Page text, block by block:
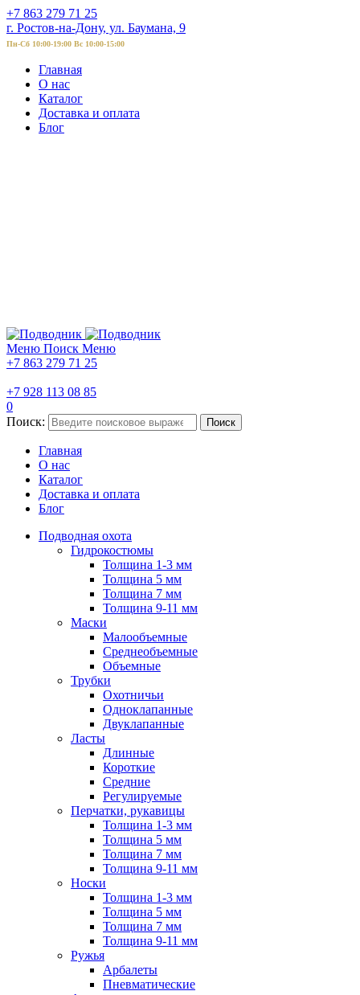
+7 863 279 71 25
г. Ростов-на-Дону, ул. Баумана, 9
Пн-Сб 10:00-19:00 Вс 10:00-15:00
Главная
О нас
Каталог
Доставка и оплата
Блог
Меню Поиск Меню
+7 863 279 71 25
+7 928 113 08 85
0
Поиск:
Поиск
Главная
О нас
Каталог
Доставка и оплата
Блог
Подводная охота
Гидрокостюмы
Толщина 1-3 мм
Толщина 5 мм
Толщина 7 мм
Толщина 9-11 мм
Маски
Малообъемные
Среднеобъемные
Объемные
Трубки
Охотничьи
Одноклапанные
Двуклапанные
Ласты
Длинные
Короткие
Средние
Регулируемые
Перчатки, рукавицы
Толщина 1-3 мм
Толщина 5 мм
Толщина 7 мм
Толщина 9-11 мм
Носки
Толщина 1-3 мм
Толщина 5 мм
Толщина 7 мм
Толщина 9-11 мм
Ружья
Арбалеты
Пневматические